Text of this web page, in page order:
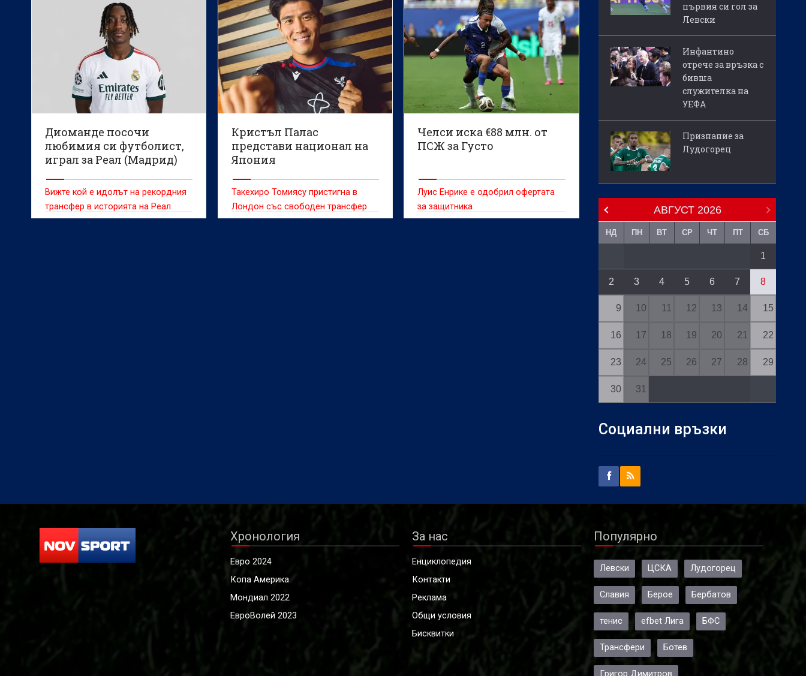
Диоманде посочи
любимия си футболист,
играл за Реал (Мадрид)
Вижте кой е идолът на рекордния
трансфер в историята на Реал
Кристъл Палас
представи национал на
Япония
Такехиро Томиясу пристигна в
Лондон със свободен трансфер
Челси иска €88 млн. от
ПСЖ за Густо
Луис Енрике е одобрил офертата
за защитника
първия си гол за
Левски
Инфантино
отрече за връзка с
бивша
служителка на
УЕФА
Признание за
Лудогорец
АВГУСТ 2026
НД ПН ВТ СР ЧТ ПТ СБ
1
2 3 4 5 6 7 8
9 10 11 12 13 14 15
16 17 18 19 20 21 22
23 24 25 26 27 28 29
30 31
Социални връзки
Хронология
Евро 2024
Копа Америка
Мондиал 2022
ЕвроВолей 2023
За нас
Енциклопедия
Контакти
Реклама
Общи условия
Бисквитки
Популярно
Левски ЦСКА Лудогорец
Славия Берое Бербатов
тенис efbet Лига БФС
Трансфери Ботев